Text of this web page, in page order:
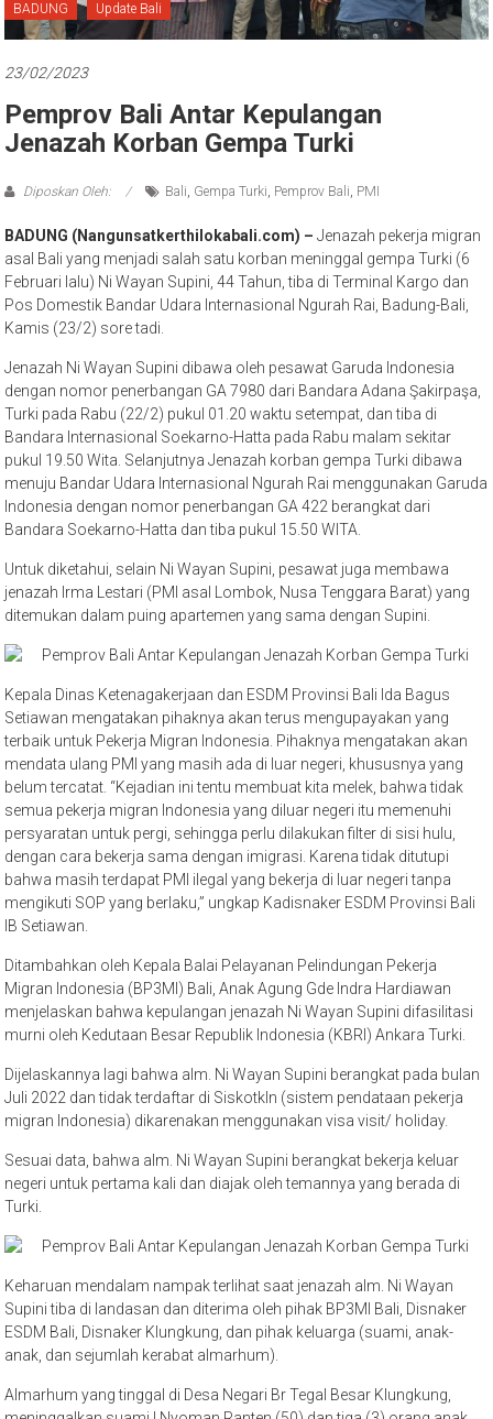
Bali
BADUNG Update Bali
23/02/2023
Pemprov Bali Antar Kepulangan
Jenazah Korban Gempa Turki
Diposkan Oleh: Bali Gempa Turki Pemprov Bali PMI
BADUNG (Nangunsatkerthilokabali.com) – Jenazah pekerja migran
asal Bali yang menjadi salah satu korban meninggal gempa Turki (6
Februari lalu) Ni Wayan Supini, 44 Tahun, tiba di Terminal Kargo dan
Pos Domestik Bandar Udara Internasional Ngurah Rai, Badung-Bali,
Kamis (23/2) sore tadi.
Jenazah Ni Wayan Supini dibawa oleh pesawat Garuda Indonesia
dengan nomor penerbangan GA 7980 dari Bandara Adana Şakirpaşa,
Turki pada Rabu (22/2) pukul 01.20 waktu setempat, dan tiba di
Bandara Internasional Soekarno-Hatta pada Rabu malam sekitar
pukul 19.50 Wita. Selanjutnya Jenazah korban gempa Turki dibawa
menuju Bandar Udara Internasional Ngurah Rai menggunakan Garuda
Indonesia dengan nomor penerbangan GA 422 berangkat dari
Bandara Soekarno-Hatta dan tiba pukul 15.50 WITA.
Untuk diketahui, selain Ni Wayan Supini, pesawat juga membawa
jenazah Irma Lestari (PMI asal Lombok, Nusa Tenggara Barat) yang
ditemukan dalam puing apartemen yang sama dengan Supini.
Kepala Dinas Ketenagakerjaan dan ESDM Provinsi Bali Ida Bagus
Setiawan mengatakan pihaknya akan terus mengupayakan yang
terbaik untuk Pekerja Migran Indonesia. Pihaknya mengatakan akan
mendata ulang PMI yang masih ada di luar negeri, khususnya yang
belum tercatat. “Kejadian ini tentu membuat kita melek, bahwa tidak
semua pekerja migran Indonesia yang diluar negeri itu memenuhi
persyaratan untuk pergi, sehingga perlu dilakukan filter di sisi hulu,
dengan cara bekerja sama dengan imigrasi. Karena tidak ditutupi
bahwa masih terdapat PMI ilegal yang bekerja di luar negeri tanpa
mengikuti SOP yang berlaku,” ungkap Kadisnaker ESDM Provinsi Bali
IB Setiawan.
Ditambahkan oleh Kepala Balai Pelayanan Pelindungan Pekerja
Migran Indonesia (BP3MI) Bali, Anak Agung Gde Indra Hardiawan
menjelaskan bahwa kepulangan jenazah Ni Wayan Supini difasilitasi
murni oleh Kedutaan Besar Republik Indonesia (KBRI) Ankara Turki.
Dijelaskannya lagi bahwa alm. Ni Wayan Supini berangkat pada bulan
Juli 2022 dan tidak terdaftar di Siskotkln (sistem pendataan pekerja
migran Indonesia) dikarenakan menggunakan visa visit/ holiday.
Sesuai data, bahwa alm. Ni Wayan Supini berangkat bekerja keluar
negeri untuk pertama kali dan diajak oleh temannya yang berada di
Turki.
Keharuan mendalam nampak terlihat saat jenazah alm. Ni Wayan
Supini tiba di landasan dan diterima oleh pihak BP3MI Bali, Disnaker
ESDM Bali, Disnaker Klungkung, dan pihak keluarga (suami, anak-
anak, dan sejumlah kerabat almarhum).
Almarhum yang tinggal di Desa Negari Br Tegal Besar Klungkung,